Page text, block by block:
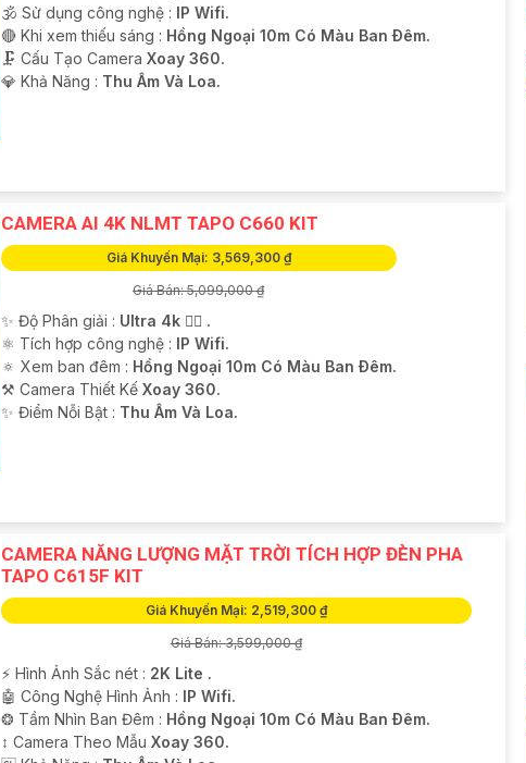
🕉️ Sử dụng công nghệ : IP Wifi.
🔴 Khi xem thiếu sáng : Hồng Ngoại 10m Có Màu Ban Ðêm.
🗜️ Cấu Tạo Camera Xoay 360.
️💎 Khả Năng : Thu Âm Và Loa.
CAMERA AI 4K NLMT TAPO C660 KIT
Giá Khuyến Mại: 3,569,300 ₫
Giá Bán: 5,099,000 ₫
✨ Độ Phân giải : Ultra 4k 👍🏾 .
⚛️ Tích hợp công nghệ : IP Wifi.
🔅 Xem ban đêm : Hồng Ngoại 10m Có Màu Ban Ðêm.
⚒ Camera Thiết Kế Xoay 360.
️✨ Điểm Nỗi Bật : Thu Âm Và Loa.
CAMERA NĂNG LƯỢNG MẶT TRỜI TÍCH HỢP ĐÈN PHA
TAPO C615F KIT
Giá Khuyến Mại: 2,519,300 ₫
Giá Bán: 3,599,000 ₫
️⚡ Hình Ảnh Sắc nét : 2K Lite .
🤖️ Công Nghệ Hình Ảnh : IP Wifi.
❂ Tầm Nhìn Ban Đêm : Hồng Ngoại 10m Có Màu Ban Ðêm.
↕️ Camera Theo Mẫu Xoay 360.